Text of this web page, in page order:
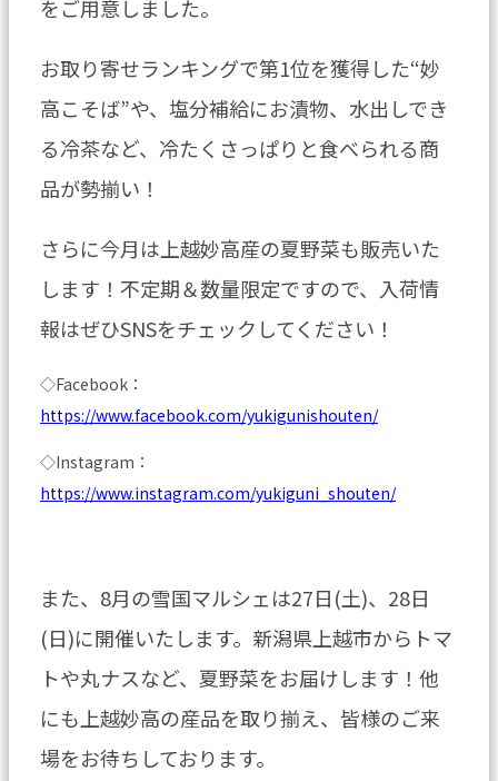
をご用意しました。
お取り寄せランキングで第1位を獲得した“妙
高こそば”や、塩分補給にお漬物、水出しでき
る冷茶など、冷たくさっぱりと食べられる商
品が勢揃い！
さらに今月は上越妙高産の夏野菜も販売いた
します！不定期＆数量限定ですので、入荷情
報はぜひSNSをチェックしてください！
◇Facebook：
https://www.facebook.com/yukigunishouten/
◇Instagram：
https://www.instagram.com/yukiguni_shouten/
また、8月の雪国マルシェは27日(土)、28日
(日)に開催いたします。新潟県上越市からトマ
トや丸ナスなど、夏野菜をお届けします！他
にも上越妙高の産品を取り揃え、皆様のご来
場をお待ちしております。